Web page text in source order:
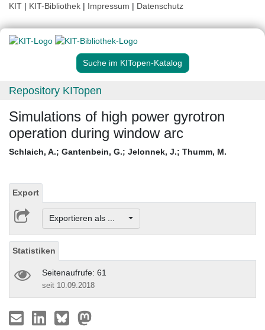
KIT | KIT-Bibliothek | Impressum | Datenschutz
Suche im KITopen-Katalog
Repository KITopen
Simulations of high power gyrotron
operation during window arc
Schlaich, A.; Gantenbein, G.; Jelonnek, J.; Thumm, M.
Export
Exportieren als ...
Statistiken
Seitenaufrufe: 61
seit 10.09.2018